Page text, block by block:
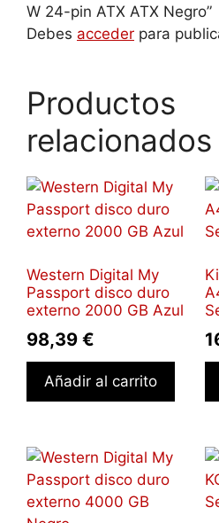
W 24-pin ATX ATX Negro”
Debes acceder para
Productos
relacionados
Western Digital My
Passport disco duro
externo 2000 GB Azul
98,39 €
Añadir al carrito